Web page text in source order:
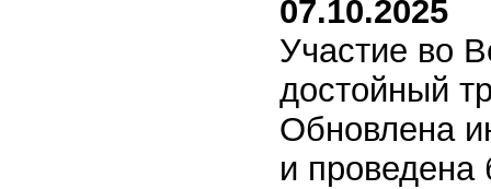
07.10.2025
Участие во
достойный
Обновлена
и